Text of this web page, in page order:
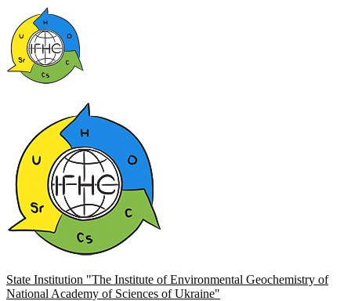
State Institution "The Institute of Environmental Geochemistry of
National Academy of Sciences of Ukraine"